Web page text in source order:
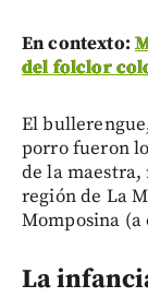
En contexto:
del folclor
El
porro fueron
de la maestra,
región de La
Momposina
La